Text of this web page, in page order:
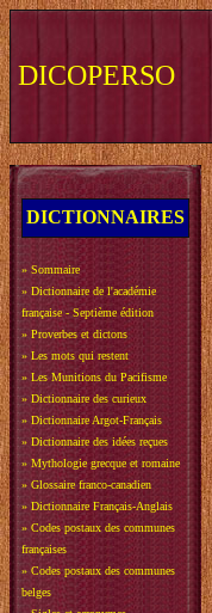
DICOPERSO
DICTIONNAIRES
» Sommaire
» Dictionnaire de l'académie
française - Septième édition
» Proverbes et dictons
» Les mots qui restent
» Les Munitions du Pacifisme
» Dictionnaire des curieux
» Dictionnaire Argot-Français
» Dictionnaire des idées reçues
» Mythologie grecque et romaine
» Glossaire franco-canadien
» Dictionnaire Français-Anglais
» Codes postaux des communes
françaises
» Codes postaux des communes
belges